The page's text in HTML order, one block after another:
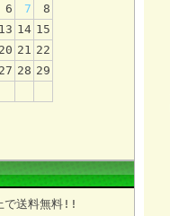
6 7
8
13 14 15
20 21 22
27 28 29
で送料無料!!